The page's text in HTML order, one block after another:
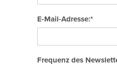
E-Mail-Adresse:*
Frequenz des